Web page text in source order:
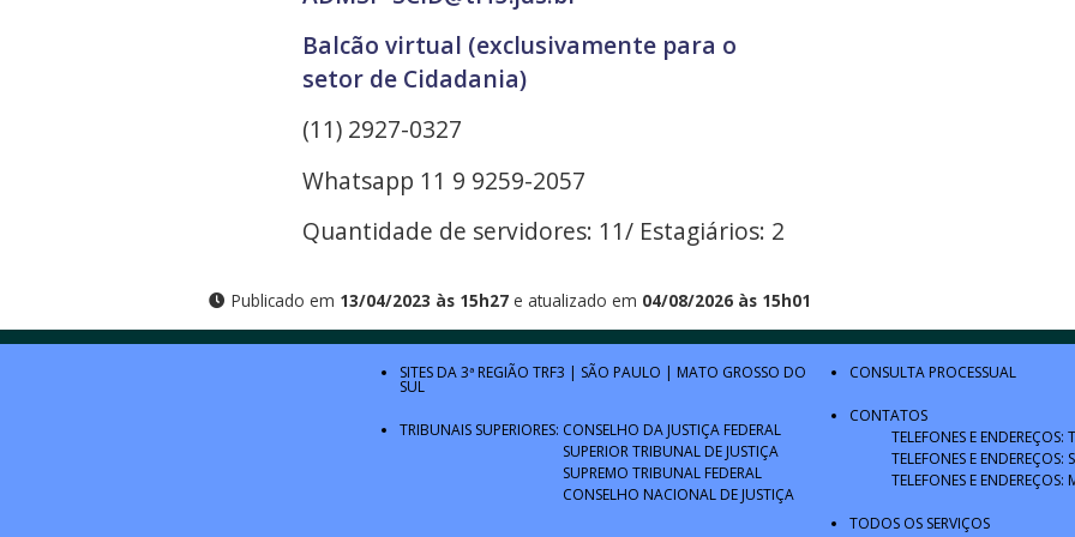
Balcão virtual (exclusivamente para o
setor de Cidadania)
(11) 2927-0327
Whatsapp 11 9 9259-2057
Quantidade de servidores: 11/ Estagiários: 2
Publicado em 13/04/2023 às 15h27 e atualizado em 04/08/2026 às 15h01
SITES DA 3ª REGIÃO TRF3 | SÃO PAULO | MATO GROSSO DO
SUL
TRIBUNAIS SUPERIORES: CONSELHO DA JUSTIÇA FEDERAL
SUPERIOR TRIBUNAL DE JUSTIÇA
SUPREMO TRIBUNAL FEDERAL
CONSELHO NACIONAL DE JUSTIÇA
CONSULTA PROCESSUAL
CONTATOS
TELEFONES E ENDEREÇOS:
TELEFONES E ENDEREÇOS:
TELEFONES E ENDEREÇOS:
TODOS OS SERVIÇOS